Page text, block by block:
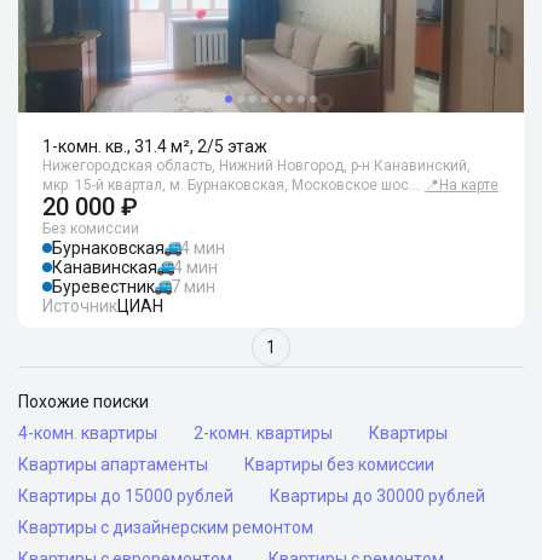
1-комн. кв., 31.4 м², 2/5 этаж
Нижегородская область, Нижний Новгород, р-н Канавинский,
мкр. 15-й квартал, м. Бурнаковская, Московское шос… 📍 На карте
20 000 ₽
Без комиссии
Бурнаковская
4 мин
Канавинская
4 мин
Буревестник
7 мин
ИсточникЦИАН
1
Похожие поиски
4-комн. квартиры
2-комн. квартиры
Квартиры
Квартиры апартаменты
Квартиры без комиссии
Квартиры до 15000 рублей
Квартиры до 30000 рублей
Квартиры с дизайнерским ремонтом